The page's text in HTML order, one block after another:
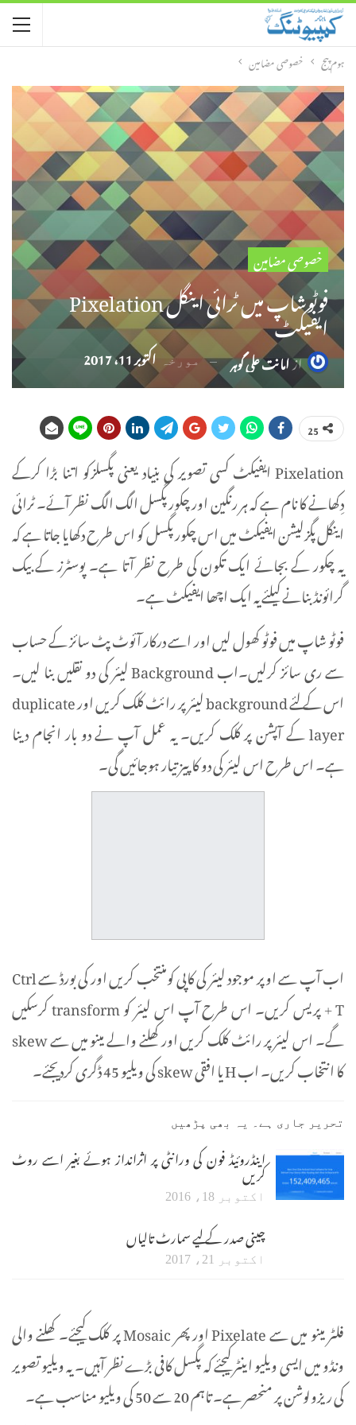
ہوم پیج خصوصی مضامین
خصوصی مضامین
فوٹوشاپ میں ٹرائی اینگل Pixelation
ایفیکٹ
ازامانت علی گوہر مورخہ اکتوبر 11، 2017
25
Pixelation ایفیکٹ کسی تصویر کی بنیاد یعنی پگسلزکو اتنا بڑا کرکے
دِکھانے کا نام ہے کہ ہر رنگین اور چکور پگسل الگ الگ نظر آئے۔ ٹرائی
اینگل پگزلیشن ایفیکٹ میں اس چکور پگسل کو اس طرح دکھایا جاتا ہے کہ
یہ چکور کے بجائے ایک تکون کی طرح نظر آتا ہے۔ پوسٹرز کے بیک
گرائونڈ بنانے کیلئے یہ ایک اچھا ایفیکٹ ہے۔
فوٹو شاپ میں فوٹو کھول لیں اور اسے درکار آئوٹ پٹ سائز کے حساب
سے ری سائز کرلیں۔اب Background لیئر کی دو نقلیں بنا لیں۔
اس کے لئے background لیئر پر رائٹ کلک کریں اور duplicate
layer کے آپشن پر کلک کریں۔ یہ عمل آپ نے دو بار انجام دینا
ہے۔ اس طرح اس لیئر کی دو کاپیز تیار ہوجائیں گی۔
اب آپ سے اوپر موجود لیئر کی کاپی کومنتخب کریں اور کی بورڈ سے Ctrl
+ T پریس کریں۔ اس طرح آپ اس لیئر کو transform کرسکیں
گے۔ اس لیئر پر رائٹ کلک کریں اور کھلنے والے مینو میں سے skew
کا انتخاب کریں۔ اب H یا افقی skew کی ویلیو 45 ڈگری کردیجئے۔
تحریر جاری ہے۔ یہ بھی پڑھیں
اینڈروئیڈ فون کی ورانٹی پر اثرانداز ہوئے بغیر اسے روٹ
کریں
اکتوبر 18، 2016
چینی صدر کے لیے سمارٹ تالیاں
اکتوبر 21، 2017
فلٹر مینو میں سے Pixelate اور پھر Mosaic پر کلک کیجئے۔ کھلنے والی
ونڈو میں ایسی ویلیو اینٹر کیجئے کہ پگسل کافی بڑے نظر آہیں۔ یہ ویلیو تصویر
کی ریزولوشن پر منحصر ہے۔ تاہم 20 سے 50 کی ویلیو مناسب ہے۔